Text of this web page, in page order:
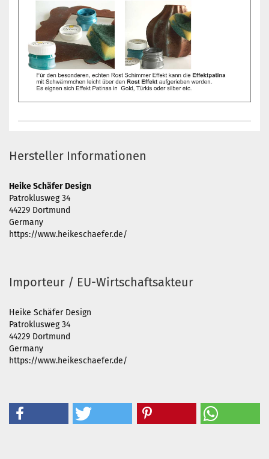
Hersteller Informationen
Heike Schäfer Design
Patroklusweg 34
44229 Dortmund
Germany
https://www.heikeschaefer.de/
Importeur / EU-Wirtschaftsakteur
Heike Schäfer Design
Patroklusweg 34
44229 Dortmund
Germany
https://www.heikeschaefer.de/